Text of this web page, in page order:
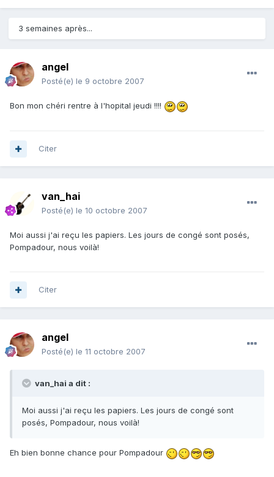
3 semaines après...
angel
Posté(e) le 9 octobre 2007
Bon mon chéri rentre à l'hopital jeudi !!!!
Citer
van_hai
Posté(e) le 10 octobre 2007
Moi aussi j'ai reçu les papiers. Les jours de congé sont posés,
Pompadour, nous voilà!
Citer
angel
Posté(e) le 11 octobre 2007
van_hai a dit :
Moi aussi j'ai reçu les papiers. Les jours de congé sont
posés, Pompadour, nous voilà!
Eh bien bonne chance pour Pompadour